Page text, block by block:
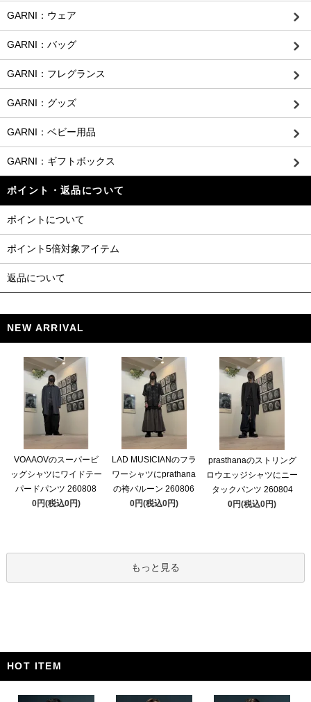
GARNI：ウェア
GARNI：バッグ
GARNI：フレグランス
GARNI：グッズ
GARNI：ベビー用品
GARNI：ギフトボックス
ポイント・返品について
ポイントについて
ポイント5倍対象アイテム
返品について
NEW ARRIVAL
VOAAOVのスーパービ
ッグシャツにワイドテー
パードパンツ 260808
0円(税込0円)
LAD MUSICIANのフラ
ワーシャツにprathana
の袴バルーン 260806
0円(税込0円)
prasthanaのストリング
ロウエッジシャツにニー
タックパンツ 260804
0円(税込0円)
もっと見る
HOT ITEM